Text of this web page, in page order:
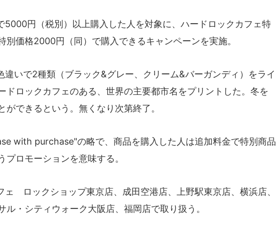
5000円（税別）以上購入した人を対象に、ハードロックカフェ特
別価格2000円（同）で購入できるキャンペーンを実施。
いで2種類（ブラック&グレー、クリーム&バーガンディ）をライ
ドロックカフェのある、世界の主要都市名をプリントした。冬を
ができるという。無くなり次第終了。
with purchase"の略で、商品を購入した人は追加料金で特別商品
プロモーションを意味する。
ェ ロックショップ東京店、成田空港店、上野駅東京店、横浜店、
ル・シティウォーク大阪店、福岡店で取り扱う。